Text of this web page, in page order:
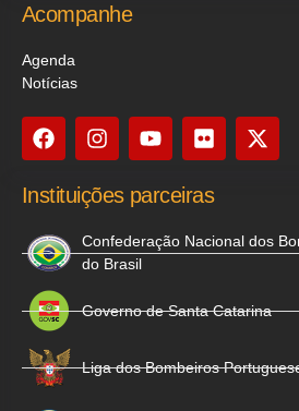
Acompanhe
Agenda
Notícias
Instituições parceiras
Confederação Nacional dos
do Brasil
Governo de Santa Catarina
Liga dos Bombeiros